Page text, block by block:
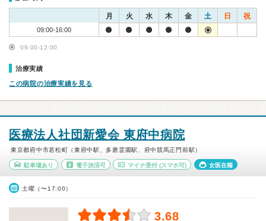
月 火 水 木 金 土 日 祝
09:00-16:00
09:00-12:00
治療実績
この病院の治療実績を見る
医療法人社団新愛会 東府中病院
東京都府中市若松町（東府中駅、多磨霊園駅、府中競馬正門前駅）
駐車場あり 電子決済可 マイナ受付 (スマホ可) 女医在籍
土曜（〜17:00）
3.68